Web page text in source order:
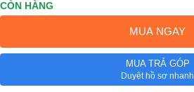
CÒN HÀNG
MUA NGAY
MUA TRẢ GÓP
Duyệt hồ sơ nhanh